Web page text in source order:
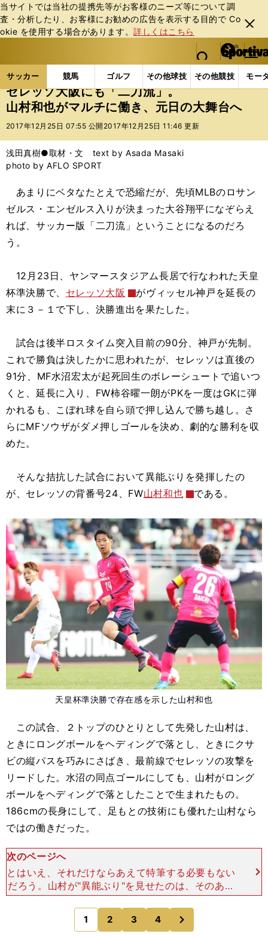
当サイトでは当社の提携先等がお客様のニーズ等について調
査・分析したり、お客様にお勧めの広告を表⽰する⽬的で Co
okie を使⽤する場合があります。詳しくはこちら
閉じ
る
web Sportiva (webスポルティーバ)
検索
マイペ
ー
ジ
メニュ
サッカー 競馬 ゴルフ その他球技 その他競技 モー
ス
ポ
ル
バ
サッカーの記事一覧 Jリーグ他 Jリーグ セレッ
セレッソ大阪にも「二刀流」。
山村和也がマルチに働き、元日の大舞台へ
2017年12月25日 07:55 公開 2017年12月25日 11:46 更新
浅田真樹●取材・文 text by Asada Masaki
photo by AFLO SPORT
あまりにベタなたとえで恐縮だが、先頃MLBのロサン
ゼルス・エンゼルス入りが決まった大谷翔平になぞらえ
れば、サッカー版「二刀流」ということになるのだろ
う。
12月23日、ヤンマースタジアム長居で行なわれた天皇
杯準決勝で、 セレッソ大阪
がヴィッセル神戸を延長の
末に３－１で下し、決勝進出を果たした。
試合は後半ロスタイム突入目前の90分、神戸が先制。
これで勝負は決したかに思われたが、セレッソは直後の
91分、MF水沼宏太が起死回生のボレーシュートで追いつ
くと、延長に入り、FW柿谷曜一朗がPKを一度はGKに弾
かれるも、こぼれ球を自ら頭で押し込んで勝ち越し。さ
らにMFソウザがダメ押しゴールを決め、劇的な勝利を収
めた。
そんな拮抗した試合において異能ぶりを発揮したの
が、セレッソの背番号24、FW山村和也 である。
天皇杯準決勝で存在感を示した山村和也
この試合、２トップのひとりとして先発した山村は、
ときにロングボールをヘディングで落とし、ときにクサ
ビの縦パスを巧みにさばき、最前線でセレッソの攻撃を
リードした。水沼の同点ゴールにしても、山村がロング
ボールをヘディングで落としたことで生まれたもの。
186cmの長身にして、足もとの技術にも優れた山村なら
ではの働きだった。
次のページへ
とはいえ、それだけならあえて特筆する必要もない
だろう。山村が"異能ぶり"を見せたのは、そのあと
だ。 延長前半98分、セレッソは柿谷のゴールで
リードを奪うと、フォーメーションをそれまでの４
－４－２から３
1 2 3 4
のページへ